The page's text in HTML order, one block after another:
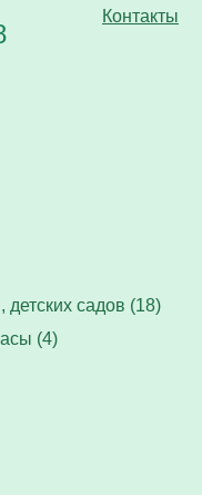
Контакты
садов (18)
(4)